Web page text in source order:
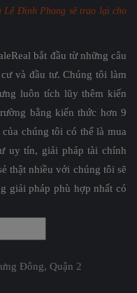
Lê Đình Phong sẽ trao lại cho
bắt đầu từ những câu
và đầu tư. Chúng tôi làm
luôn tích lũy thêm kiến
bằng kiến thức hơn 9
chúng tôi có thể là mua
uy tín, giải pháp tài chính
thật nhiều với chúng tôi sẽ
giải pháp phù hợp nhất có
Đông, Quận 2